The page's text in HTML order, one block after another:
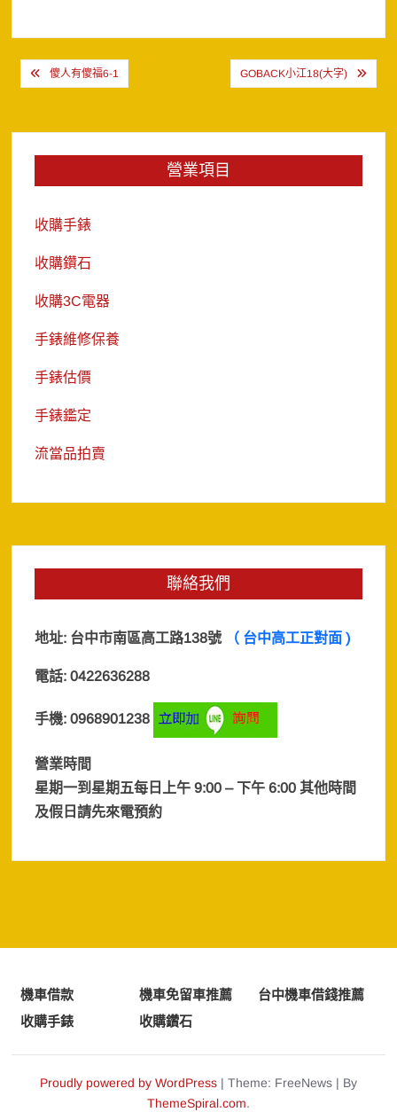
文
導
覽
傻人有傻福6-1 GOBACK小江18(大字)
營業項目
收購手錶
收購鑽石
收購3C電器
手錶維修保養
手錶估價
手錶鑑定
流當品拍賣
聯絡我們
地址: 台中市南區高工路138號 （ 台中高工正對面 )
電話: 0422636288
手機: 0968901238
營業時間
星期一到星期五每日上午 9:00 – 下午 6:00 其他時間
及假日請先來電預約
機車借款 機車免留車推薦
台中機車借錢推薦
收購手錶
收購鑽石
Proudly powered by WordPress | Theme: FreeNews | By
ThemeSpiral.com.